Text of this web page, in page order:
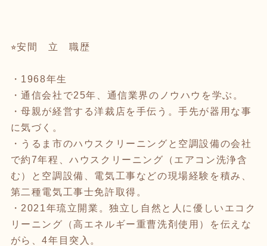
⭐︎安間 立 職歴
・1968年生
・通信会社で25年、通信業界のノウハウを学ぶ。
・母親が経営する洋裁店を手伝う。手先が器用な事
に気づく。
・うるま市のハウスクリーニングと空調設備の会社
で約7年程、ハウスクリーニング（エアコン洗浄含
む）と空調設備、電気工事などの現場経験を積み、
第二種電気工事士免許取得。
・2021年琉立開業。独立し自然と人に優しいエコク
リーニング（高エネルギー重曹洗剤使用）を伝えな
がら、4年目突入。